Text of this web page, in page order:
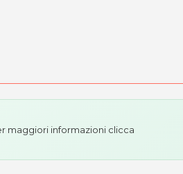
maggiori informazioni clicca